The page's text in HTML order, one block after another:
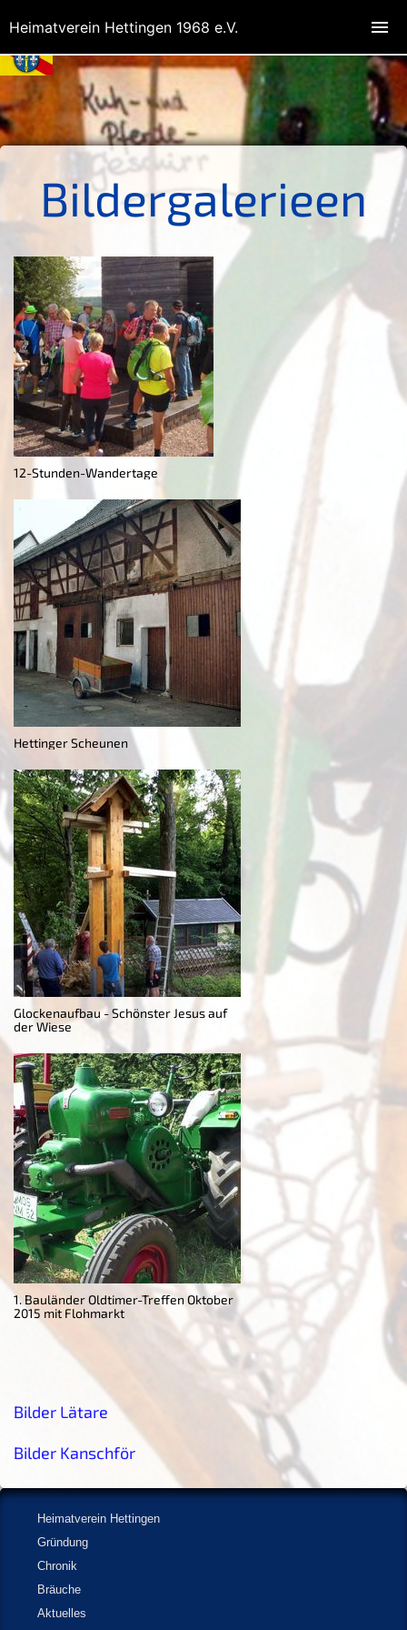
Bildergalerieen
12-Stunden-Wandertage
Hettinger Scheunen
Glockenaufbau - Schönster Jesus auf
der Wiese
1. Bauländer Oldtimer-Treffen Oktober
2015 mit Flohmarkt
Bilder Lätare
Bilder Kanschför
Heimatverein Hettingen
Gründung
Chronik
Bräuche
Aktuelles
Heimatverein Hettingen 1968 e.V.